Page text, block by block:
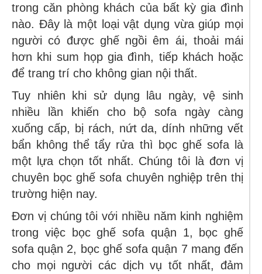
trong căn phòng khách của bất kỳ gia đình
nào. Đây là một loại vật dụng vừa giúp mọi
người có được ghế ngồi êm ái, thoải mái
hơn khi sum họp gia đình, tiếp khách hoặc
để trang trí cho không gian nội thất.
Tuy nhiên khi sử dụng lâu ngày, vệ sinh
nhiều lần khiến cho bộ sofa ngày càng
xuống cấp, bị rách, nứt da, dính những vết
bẩn không thể tẩy rửa thì bọc ghế sofa là
một lựa chọn tốt nhất. Chúng tôi là đơn vị
chuyên bọc ghế sofa chuyên nghiệp trên thị
trường hiện nay.
Đơn vị chúng tôi với nhiều năm kinh nghiệm
trong việc bọc ghế sofa quận 1, bọc ghế
sofa quận 2, bọc ghế sofa quận 7 mang đến
cho mọi người các dịch vụ tốt nhất, đảm